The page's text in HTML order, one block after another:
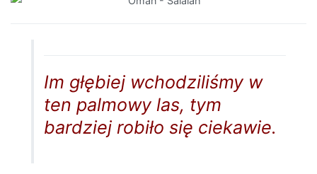
Im głębiej wchodziliśmy w
ten palmowy las, tym
bardziej robiło się ciekawie.